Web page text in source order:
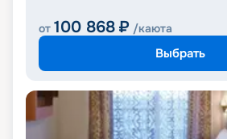
от 100 868 ₽ /каюта
Выбрать